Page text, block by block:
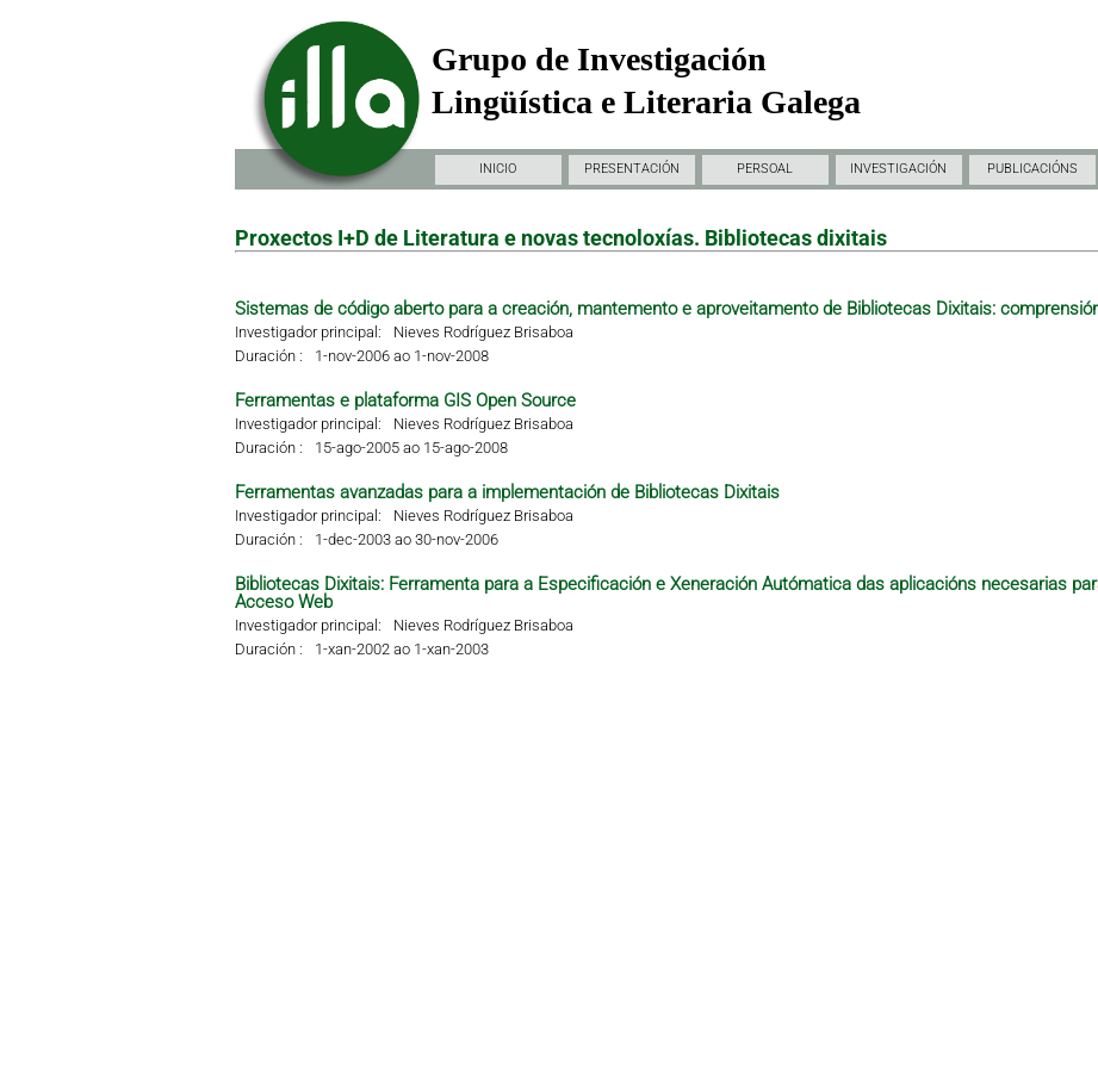
Grupo de Investigación
Lingüística e Literaria Galega
INICIO PRESENTACIÓN PERSOAL INVESTIGACIÓN PUBLICACIÓNS
Proxectos I+D de Literatura e novas tecnoloxías. Bibliotecas dixitais
Sistemas de código aberto para a creación, mantemento e aproveitamento de Bibliotecas Dixitais:
Investigador principal:
Nieves Rodríguez Brisaboa
Duración :
1-nov-2006 ao 1-nov-2008
Ferramentas e plataforma GIS Open Source
Investigador principal:
Nieves Rodríguez Brisaboa
Duración :
15-ago-2005 ao 15-ago-2008
Ferramentas avanzadas para a implementación de Bibliotecas Dixitais
Investigador principal:
Nieves Rodríguez Brisaboa
Duración :
1-dec-2003 ao 30-nov-2006
Bibliotecas Dixitais: Ferramenta para a Especificación e Xeneración Autómatica das aplicacións necesarias
Acceso Web
Investigador principal:
Nieves Rodríguez Brisaboa
Duración :
1-xan-2002 ao 1-xan-2003